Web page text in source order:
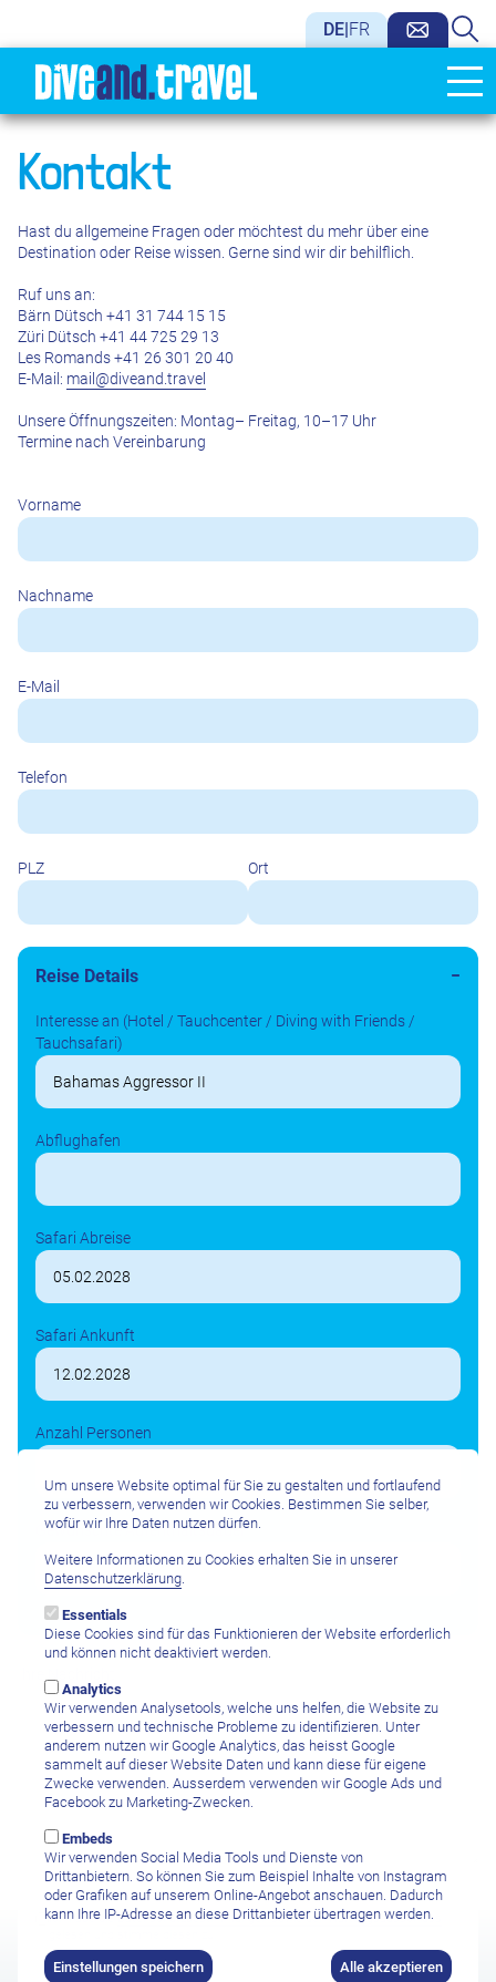
DE FR
Kontakt
Hast du allgemeine Fragen oder möchtest du mehr über eine
Destination oder Reise wissen. Gerne sind wir dir behilflich.
Ruf uns an:
Bärn Dütsch +41 31 744 15 15
Züri Dütsch +41 44 725 29 13
Les Romands +41 26 301 20 40
E-Mail: mail@diveand.travel
Unsere Öffnungszeiten: Montag– Freitag, 10–17 Uhr
Termine nach Vereinbarung
Vorname
Nachname
E-Mail
Telefon
PLZ Ort
Reise Details
Interesse an (Hotel / Tauchcenter / Diving with Friends /
Tauchsafari)
Abflughafen
Safari Abreise
Safari Ankunft
Anzahl Personen
Gewünschte Aufenthaltsdauer
Ich habe dieDatenschutzbestimmungen sowie den Haftungsausschluss
Um unsere Website optimal für Sie zu gestalten und fortlaufend
zu verbessern, verwenden wir Cookies. Bestimmen Sie selber,
wofür wir Ihre Daten nutzen dürfen.
Weitere Informationen zu Cookies erhalten Sie in unserer
Datenschutzerklärung.
Essentials
Diese Cookies sind für das Funktionieren der Website erforderlich
und können nicht deaktiviert werden.
Analytics
Wir verwenden Analysetools, welche uns helfen, die Website zu
verbessern und technische Probleme zu identifizieren. Unter
anderem nutzen wir Google Analytics, das heisst Google
sammelt auf dieser Website Daten und kann diese für eigene
Zwecke verwenden. Ausserdem verwenden wir Google Ads und
Facebook zu Marketing-Zwecken.
Embeds
Wir verwenden Social Media Tools und Dienste von
Drittanbietern. So können Sie zum Beispiel Inhalte von Instagram
oder Grafiken auf unserem Online-Angebot anschauen. Dadurch
kann Ihre IP-Adresse an diese Drittanbieter übertragen werden.
Einstellungen speichern Alle akzeptieren